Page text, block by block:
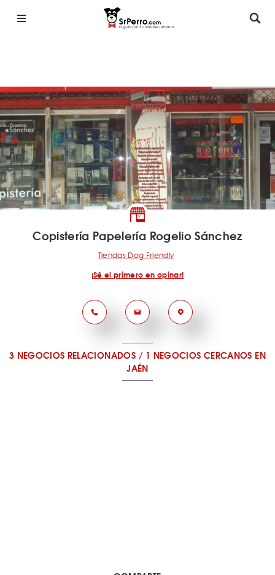
Copistería Papelería Rogelio Sánchez
Tiendas Dog Friendly
¡Sé el primero en opinar!
3 NEGOCIOS RELACIONADOS/ 1 NEGOCIOS CERCANOS EN
JAÉN